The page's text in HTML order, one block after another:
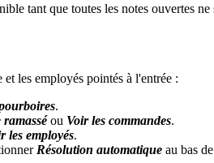
tant que toutes les notes ouvertes
les employés pointés à l'entrée :
.
ou Voir les commandes.
les employés.
Résolution automatique au bas